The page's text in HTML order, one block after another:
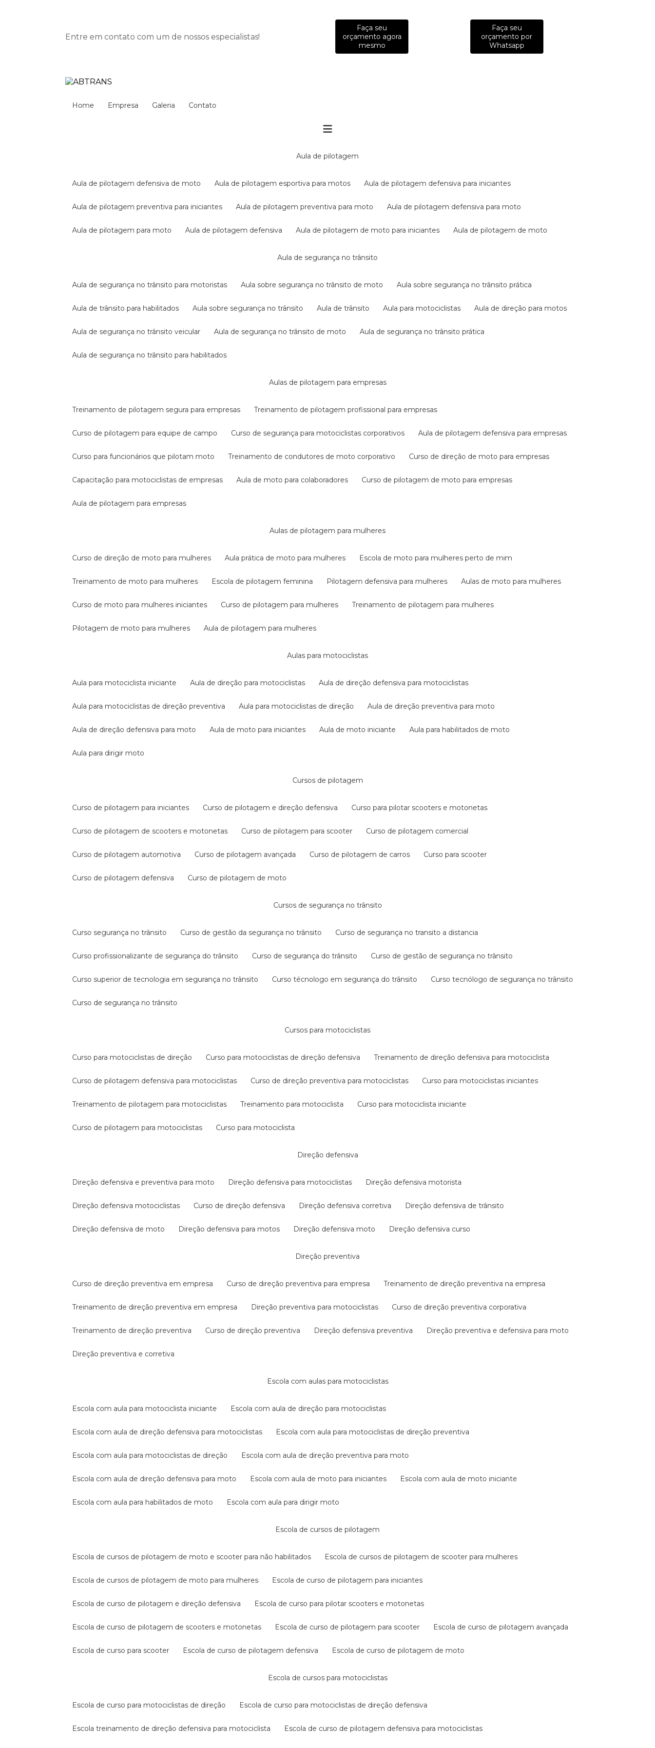
Entre em contato com um de nossos especialistas!
Faça seu
orçamento agora
mesmo
Faça seu
orçamento por
Whatsapp
Home Empresa Galeria Contato
aula de pilotagem
aula de pilotagem defensiva de moto aula de pilotagem esportiva para motos aula de pilotagem defensiva para iniciantes
aula de pilotagem preventiva para iniciantes aula de pilotagem preventiva para moto aula de pilotagem defensiva para moto
aula de pilotagem para moto aula de pilotagem defensiva aula de pilotagem de moto para iniciantes aula de pilotagem de moto
aula de segurança no trânsito
aula de segurança no trânsito para motoristas aula sobre segurança no trânsito de moto aula sobre segurança no trânsito prática
aula de trânsito para habilitados aula sobre segurança no trânsito aula de trânsito aula para motociclistas aula de direção para motos
aula de segurança no trânsito veicular aula de segurança no trânsito de moto aula de segurança no trânsito prática
aula de segurança no trânsito para habilitados
aulas de pilotagem para empresas
treinamento de pilotagem segura para empresas treinamento de pilotagem profissional para empresas
curso de pilotagem para equipe de campo curso de segurança para motociclistas corporativos aula de pilotagem defensiva para empresas
curso para funcionários que pilotam moto treinamento de condutores de moto corporativo curso de direção de moto para empresas
capacitação para motociclistas de empresas aula de moto para colaboradores curso de pilotagem de moto para empresas
aula de pilotagem para empresas
aulas de pilotagem para mulheres
curso de direção de moto para mulheres aula prática de moto para mulheres escola de moto para mulheres perto de mim
treinamento de moto para mulheres escola de pilotagem feminina pilotagem defensiva para mulheres aulas de moto para mulheres
curso de moto para mulheres iniciantes curso de pilotagem para mulheres treinamento de pilotagem para mulheres
pilotagem de moto para mulheres aula de pilotagem para mulheres
aulas para motociclistas
aula para motociclista iniciante aula de direção para motociclistas aula de direção defensiva para motociclistas
aula para motociclistas de direção preventiva aula para motociclistas de direção aula de direção preventiva para moto
aula de direção defensiva para moto aula de moto para iniciantes aula de moto iniciante aula para habilitados de moto
aula para dirigir moto
cursos de pilotagem
curso de pilotagem para iniciantes curso de pilotagem e direção defensiva curso para pilotar scooters e motonetas
curso de pilotagem de scooters e motonetas curso de pilotagem para scooter curso de pilotagem comercial
curso de pilotagem automotiva curso de pilotagem avançada curso de pilotagem de carros curso para scooter
curso de pilotagem defensiva curso de pilotagem de moto
cursos de segurança no trânsito
curso segurança no trânsito curso de gestão da segurança no trânsito curso de segurança no transito a distancia
curso profissionalizante de segurança do trânsito curso de segurança do trânsito curso de gestão de segurança no trânsito
curso superior de tecnologia em segurança no trânsito curso técnologo em segurança do trânsito curso tecnólogo de segurança no trânsito
curso de segurança no trânsito
cursos para motociclistas
curso para motociclistas de direção curso para motociclistas de direção defensiva treinamento de direção defensiva para motociclista
curso de pilotagem defensiva para motociclistas curso de direção preventiva para motociclistas curso para motociclistas iniciantes
treinamento de pilotagem para motociclistas treinamento para motociclista curso para motociclista iniciante
curso de pilotagem para motociclistas curso para motociclista
direção defensiva
direção defensiva e preventiva para moto direção defensiva para motociclistas direção defensiva motorista
direção defensiva motociclistas curso de direção defensiva direção defensiva corretiva direção defensiva de trânsito
direção defensiva de moto direção defensiva para motos direção defensiva moto direção defensiva curso
direção preventiva
curso de direção preventiva em empresa curso de direção preventiva para empresa treinamento de direção preventiva na empresa
treinamento de direção preventiva em empresa direção preventiva para motociclistas curso de direção preventiva corporativa
treinamento de direção preventiva curso de direção preventiva direção defensiva preventiva direção preventiva e defensiva para moto
direção preventiva e corretiva
escola com aulas para motociclistas
escola com aula para motociclista iniciante escola com aula de direção para motociclistas
escola com aula de direção defensiva para motociclistas escola com aula para motociclistas de direção preventiva
escola com aula para motociclistas de direção escola com aula de direção preventiva para moto
escola com aula de direção defensiva para moto escola com aula de moto para iniciantes escola com aula de moto iniciante
escola com aula para habilitados de moto escola com aula para dirigir moto
escola de cursos de pilotagem
escola de cursos de pilotagem de moto e scooter para não habilitados escola de cursos de pilotagem de scooter para mulheres
escola de cursos de pilotagem de moto para mulheres escola de curso de pilotagem para iniciantes
escola de curso de pilotagem e direção defensiva escola de curso para pilotar scooters e motonetas
escola de curso de pilotagem de scooters e motonetas escola de curso de pilotagem para scooter escola de curso de pilotagem avançada
escola de curso para scooter escola de curso de pilotagem defensiva escola de curso de pilotagem de moto
escola de cursos para motociclistas
escola de curso para motociclistas de direção escola de curso para motociclistas de direção defensiva
escola treinamento de direção defensiva para motociclista escola de curso de pilotagem defensiva para motociclistas